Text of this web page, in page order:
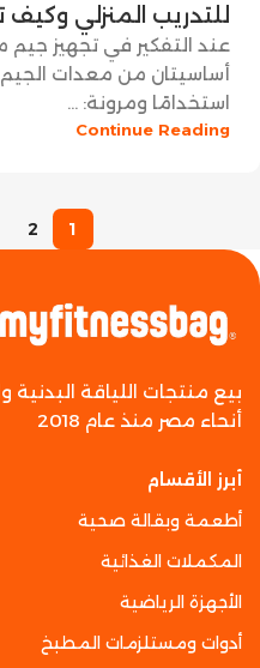
للتدريب المنزلي
عند التفكير في تجهيز جيم
أساسيتان من معدات الجيم
استخدامًا ومرونة: ...
Continue Reading
1
2
بيع منتجات اللياقة
أنحاء مصر منذ عام 2018
أبرز الأقسام
أطعمة وبقالة صحية
المكملات الغذائية
الأجهزة الرياضية
أدوات ومستلزمات المطبخ